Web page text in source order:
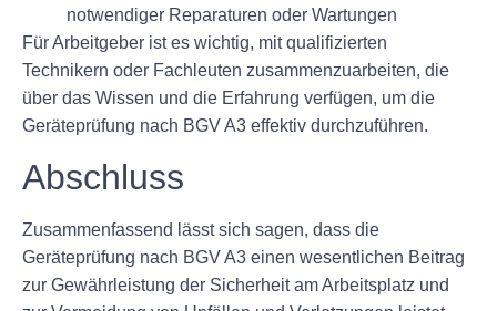
notwendiger Reparaturen oder Wartungen
Für Arbeitgeber ist es wichtig, mit qualifizierten
Technikern oder Fachleuten zusammenzuarbeiten, die
über das Wissen und die Erfahrung verfügen, um die
Geräteprüfung nach BGV A3 effektiv durchzuführen.
Abschluss
Zusammenfassend lässt sich sagen, dass die
Geräteprüfung nach BGV A3 einen wesentlichen Beitrag
zur Gewährleistung der Sicherheit am Arbeitsplatz und